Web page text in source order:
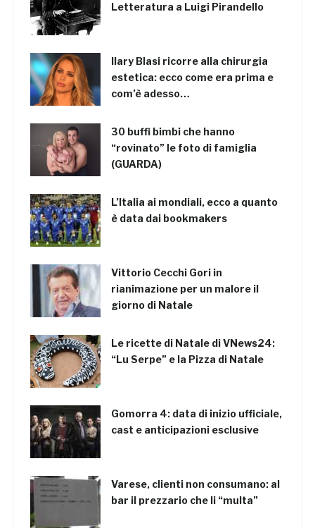
Letteratura a Luigi Pirandello
Ilary Blasi ricorre alla chirurgia
estetica: ecco come era prima e
com’è adesso…
30 buffi bimbi che hanno
“rovinato” le foto di famiglia
(GUARDA)
L’Italia ai mondiali, ecco a quanto
è data dai bookmakers
Vittorio Cecchi Gori in
rianimazione per un malore il
giorno di Natale
Le ricette di Natale di VNews24:
“Lu Serpe” e la Pizza di Natale
Gomorra 4: data di inizio ufficiale,
cast e anticipazioni esclusive
Varese, clienti non consumano: al
bar il prezzario che li “multa”